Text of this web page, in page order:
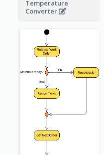
Temperature
Converter